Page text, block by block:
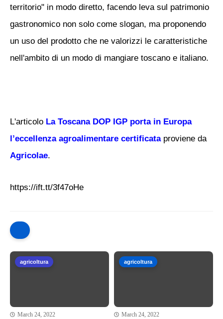
territorio" in modo diretto, facendo leva sul patrimonio
gastronomico non solo come slogan, ma proponendo
un uso del prodotto che ne valorizzi le caratteristiche
nell'ambito di un modo di mangiare toscano e italiano.
L'articolo La Toscana DOP IGP porta in Europa
l’eccellenza agroalimentare certificataproviene da
Agricolae.
https://ift.tt/3f47oHe
agricoltura
March 24, 2022
agricoltura
March 24, 2022